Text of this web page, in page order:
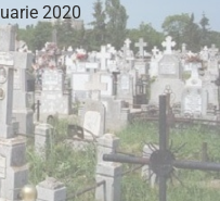
2020